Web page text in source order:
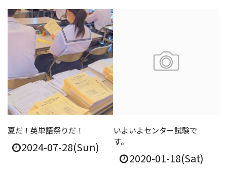
夏だ！英単語祭りだ！
2024-07-28(Sun)
いよいよセンター試験で
す。
2020-01-18(Sat)